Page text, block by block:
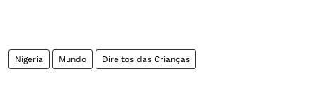
Nigéria Mundo Direitos das Crianças